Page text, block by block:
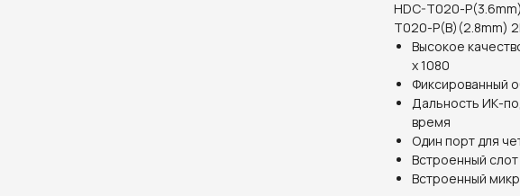
HDC-T020-
T020-P(B)(2.8mm)
Высокое
x 1080
Фиксированный
Дальность ИК-
время
Один порт для
Встроенный слот
Встроенный